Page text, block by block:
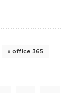
office 365